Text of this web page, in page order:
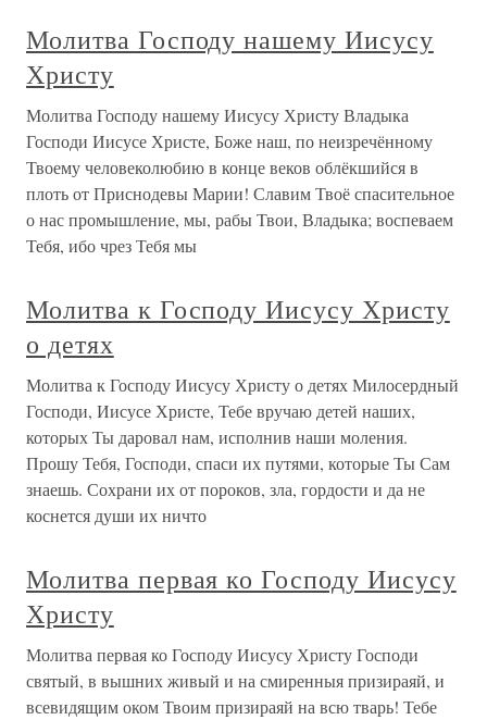
Молитва Господу нашему Иисусу
Христу
Молитва Господу нашему Иисусу Христу Владыка
Господи Иисусе Христе, Боже наш, по неизречённому
Твоему человеколюбию в конце веков облёкшийся в
плоть от Приснодевы Марии! Славим Твоё спасительное
о нас промышление, мы, рабы Твои, Владыка; воспеваем
Тебя, ибо чрез Тебя мы
Молитва к Господу Иисусу Христу
о детях
Молитва к Господу Иисусу Христу о детях Милосердный
Господи, Иисусе Христе, Тебе вручаю детей наших,
которых Ты даровал нам, исполнив наши моления.
Прошу Тебя, Господи, спаси их путями, которые Ты Сам
знаешь. Сохрани их от пороков, зла, гордости и да не
коснется души их ничто
Молитва первая ко Господу Иисусу
Христу
Молитва первая ко Господу Иисусу Христу Господи
святый, в вышних живый и на смиренныя призираяй, и
всевидящим оком Твоим призираяй на всю тварь! Тебе